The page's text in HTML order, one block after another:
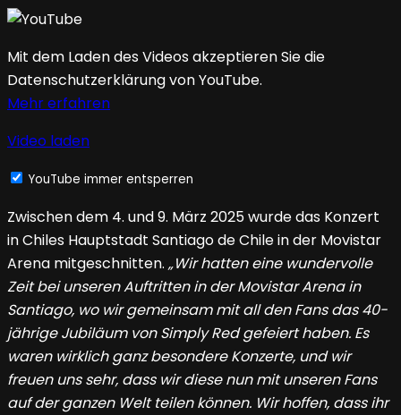
Mit dem Laden des Videos akzeptieren Sie die
Datenschutzerklärung von YouTube.
Mehr erfahren
Video laden
YouTube immer entsperren
Zwischen dem 4. und 9. März 2025 wurde das Konzert
in Chiles Hauptstadt Santiago de Chile in der Movistar
Arena mitgeschnitten. „Wir hatten eine wundervolle
Zeit bei unseren Auftritten in der Movistar Arena in
Santiago, wo wir gemeinsam mit all den Fans das 40-
jährige Jubiläum von Simply Red gefeiert haben. Es
waren wirklich ganz besondere Konzerte, und wir
freuen uns sehr, dass wir diese nun mit unseren Fans
auf der ganzen Welt teilen können. Wir hoffen, dass ihr